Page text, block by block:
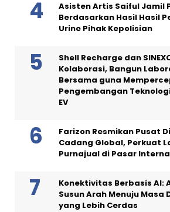
Asisten Artis Saiful Jamil
Berdasarkan Hasil Hasil
Urine Pihak Kepolisian
Shell Recharge dan
Kolaborasi, Bangun
Bersama guna
Pengembangan
EV
Farizon Resmikan Pusat
Cadang Global, Perkuat
Purnajual di Pasar
Konektivitas Berbasis AI:
Susun Arah Menuju Masa
yang Lebih Cerdas